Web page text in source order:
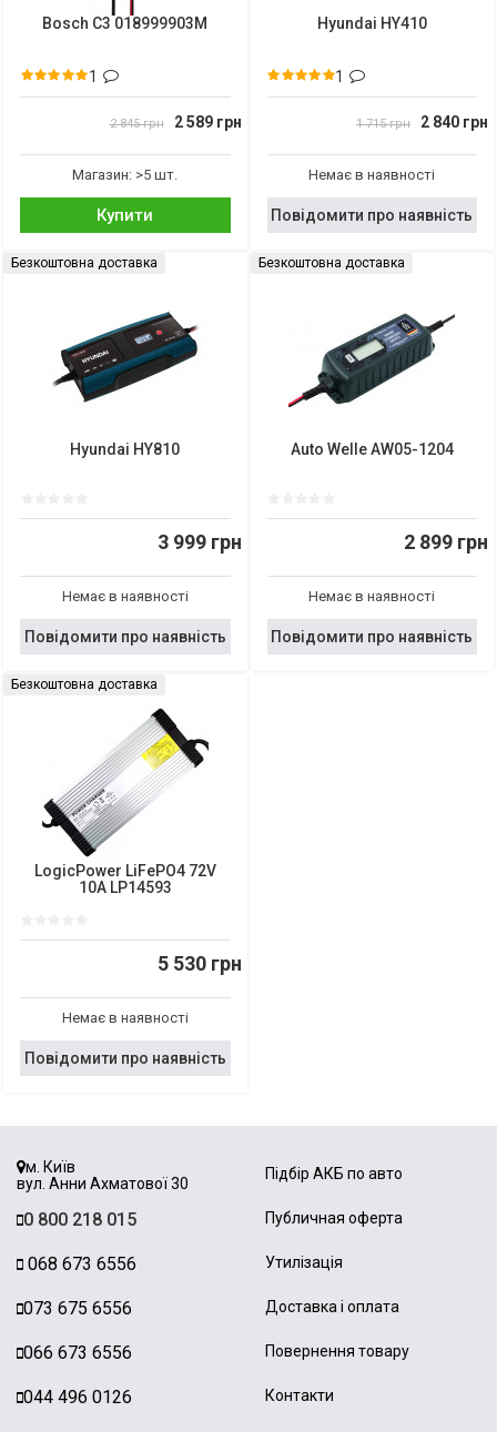
Bosch C3 018999903M
1
2 845 грн 2 589 грн
Магазин: >5 шт.
Купити
Hyundai HY410
1
1 715 грн 2 840 грн
Немає в наявності
Повідомити про наявність
Безкоштовна доставка
Hyundai HY810
3 999 грн
Немає в наявності
Повідомити про наявність
Безкоштовна доставка
Auto Welle AW05-1204
2 899 грн
Немає в наявності
Повідомити про наявність
Безкоштовна доставка
LogicPower LiFePO4 72V
10A LP14593
5 530 грн
Немає в наявності
Повідомити про наявність
м. Київ
вул. Анни Ахматової 30
0 800 218 015
068 673 6556
073 675 6556
066 673 6556
044 496 0126
Підбір АКБ по авто
Публичная оферта
Утилізація
Доставка і оплата
Повернення товару
Контакти